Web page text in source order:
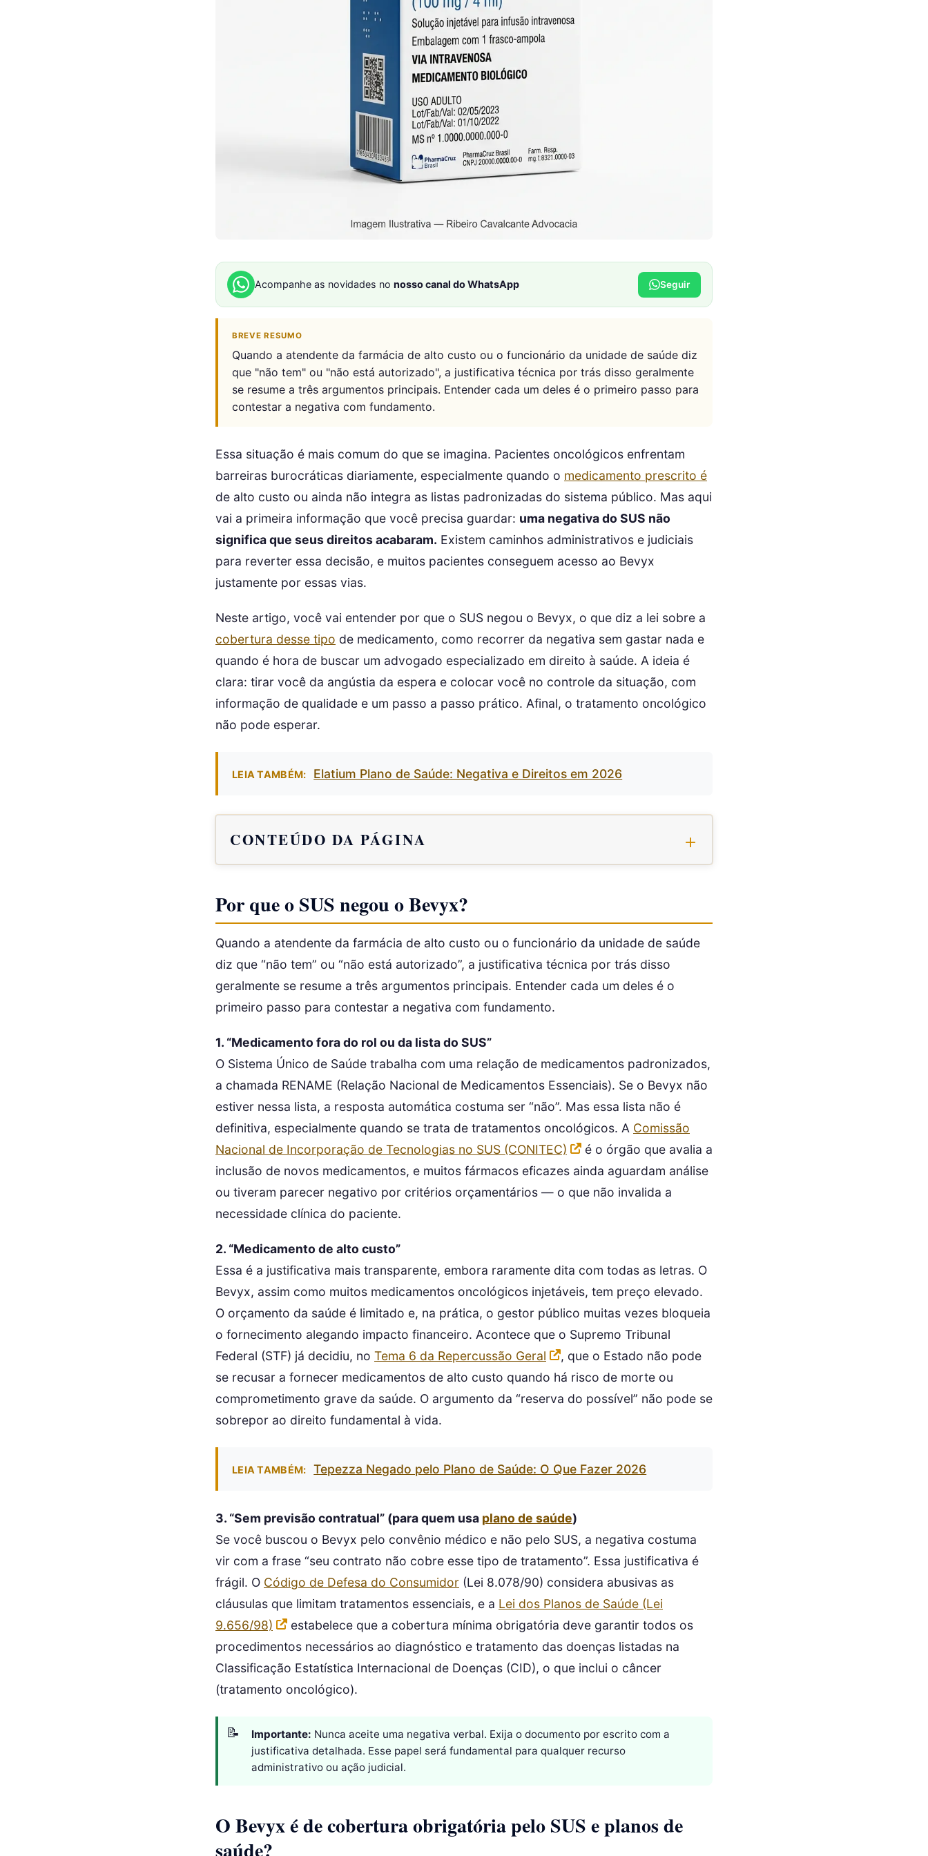
Acompanhe as novidades no nosso canal do WhatsApp Seguir
BREVE RESUMO
Quando a atendente da farmácia de alto custo ou o funcionário da unidade de saúde diz
que "não tem" ou "não está autorizado", a justificativa técnica por trás disso geralmente
se resume a três argumentos principais. Entender cada um deles é o primeiro passo para
contestar a negativa com fundamento.
Essa situação é mais comum do que se imagina. Pacientes oncológicos enfrentam
barreiras burocráticas diariamente, especialmente quando o medicamento prescrito é
de alto custo ou ainda não integra as listas padronizadas do sistema público. Mas aqui
vai a primeira informação que você precisa guardar: uma negativa do SUS não
significa que seus direitos acabaram. Existem caminhos administrativos e judiciais
para reverter essa decisão, e muitos pacientes conseguem acesso ao Bevyx
justamente por essas vias.
Neste artigo, você vai entender por que o SUS negou o Bevyx, o que diz a lei sobre a
cobertura desse tipo de medicamento, como recorrer da negativa sem gastar nada e
quando é hora de buscar um advogado especializado em direito à saúde. A ideia é
clara: tirar você da angústia da espera e colocar você no controle da situação, com
informação de qualidade e um passo a passo prático. Afinal, o tratamento oncológico
não pode esperar.
LEIA TAMBÉM: Elatium Plano de Saúde: Negativa e Direitos em 2026
CONTEÚDO DA PÁGINA
Por que o SUS negou o Bevyx?
Quando a atendente da farmácia de alto custo ou o funcionário da unidade de saúde
diz que “não tem” ou “não está autorizado”, a justificativa técnica por trás disso
geralmente se resume a três argumentos principais. Entender cada um deles é o
primeiro passo para contestar a negativa com fundamento.
1. “Medicamento fora do rol ou da lista do SUS”
O Sistema Único de Saúde trabalha com uma relação de medicamentos padronizados,
a chamada RENAME (Relação Nacional de Medicamentos Essenciais). Se o Bevyx não
estiver nessa lista, a resposta automática costuma ser “não”. Mas essa lista não é
definitiva, especialmente quando se trata de tratamentos oncológicos. A Comissão
Nacional de Incorporação de Tecnologias no SUS (CONITEC)
é o órgão que avalia a
inclusão de novos medicamentos, e muitos fármacos eficazes ainda aguardam análise
ou tiveram parecer negativo por critérios orçamentários — o que não invalida a
necessidade clínica do paciente.
2. “Medicamento de alto custo”
Essa é a justificativa mais transparente, embora raramente dita com todas as letras. O
Bevyx, assim como muitos medicamentos oncológicos injetáveis, tem preço elevado.
O orçamento da saúde é limitado e, na prática, o gestor público muitas vezes bloqueia
o fornecimento alegando impacto financeiro. Acontece que o Supremo Tribunal
Federal (STF) já decidiu, no Tema 6 da Repercussão Geral
, que o Estado não pode
se recusar a fornecer medicamentos de alto custo quando há risco de morte ou
comprometimento grave da saúde. O argumento da “reserva do possível” não pode se
sobrepor ao direito fundamental à vida.
LEIA TAMBÉM: Tepezza Negado pelo Plano de Saúde: O Que Fazer 2026
3. “Sem previsão contratual” (para quem usa plano de saúde)
Se você buscou o Bevyx pelo convênio médico e não pelo SUS, a negativa costuma
vir com a frase “seu contrato não cobre esse tipo de tratamento”. Essa justificativa é
frágil. O Código de Defesa do Consumidor (Lei 8.078/90) considera abusivas as
cláusulas que limitam tratamentos essenciais, e a Lei dos Planos de Saúde (Lei
9.656/98)
estabelece que a cobertura mínima obrigatória deve garantir todos os
procedimentos necessários ao diagnóstico e tratamento das doenças listadas na
Classificação Estatística Internacional de Doenças (CID), o que inclui o câncer
(tratamento oncológico).
Importante: Nunca aceite uma negativa verbal. Exija o documento por escrito com a
justificativa detalhada. Esse papel será fundamental para qualquer recurso
administrativo ou ação judicial.
O Bevyx é de cobertura obrigatória pelo SUS e planos de
saúde?